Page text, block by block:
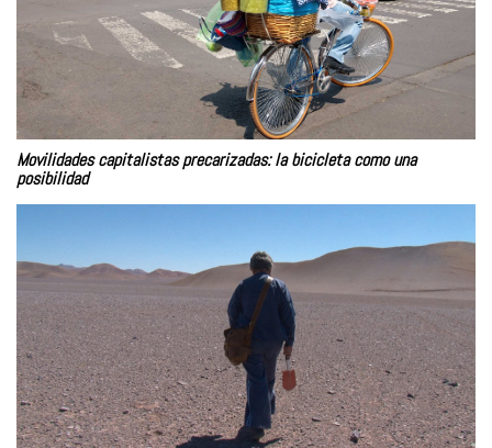
Movilidades capitalistas precarizadas: la bicicleta como una
posibilidad